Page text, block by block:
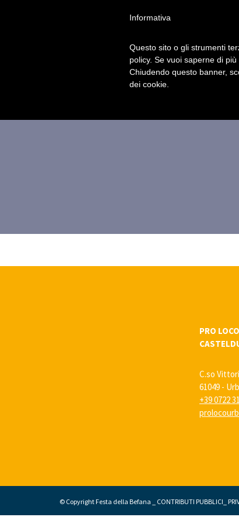
PRO LOCO
C.so
61049 -
+39 0722
© Copyright Festa della Befana _ CONTRIBUTI PUBBLICI
Informativa
Questo sito o gli strumenti
policy. Se vuoi saperne di
Chiudendo questo banner,
dei cookie.